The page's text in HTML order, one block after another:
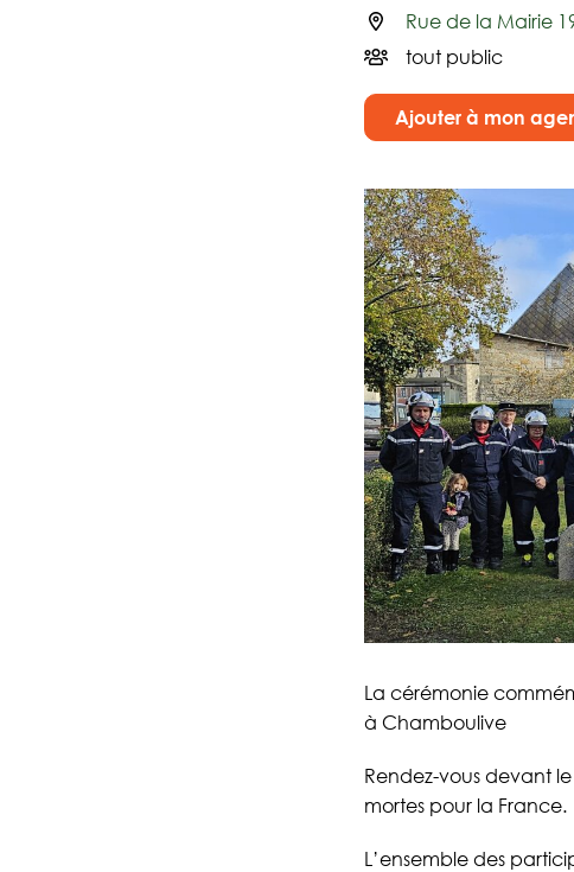
Infos utiles
Rue de la Mairie
tout public
Ajouter à mon
La cérémonie
à Chamboulive
Rendez-vous devant
mortes pour la France.
L’ensemble des